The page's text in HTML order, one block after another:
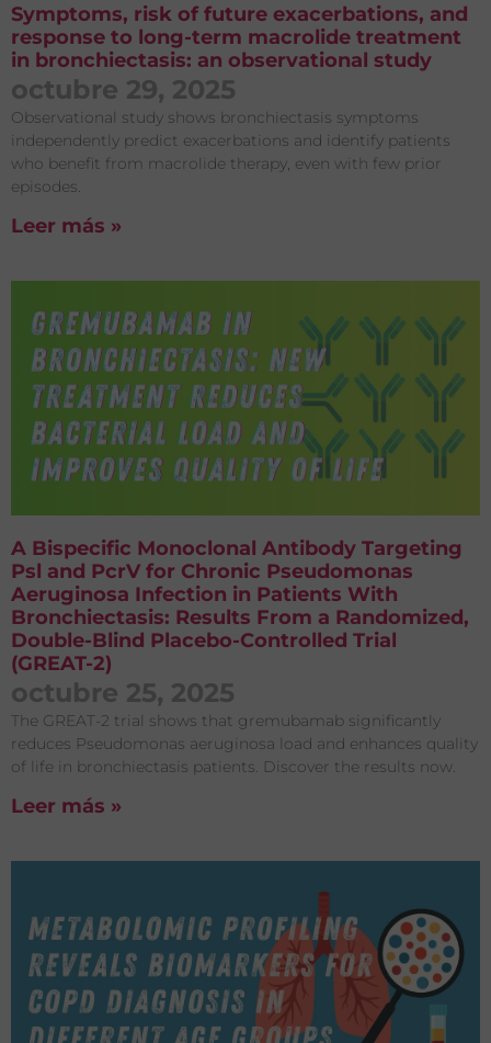
Symptoms, risk of future exacerbations, and
response to long-term macrolide treatment
in bronchiectasis: an observational study
octubre 29, 2025
Observational study shows bronchiectasis symptoms
independently predict exacerbations and identify patients
who benefit from macrolide therapy, even with few prior
episodes.
Leer más »
A Bispecific Monoclonal Antibody Targeting
Psl and PcrV for Chronic Pseudomonas
Aeruginosa Infection in Patients With
Bronchiectasis: Results From a Randomized,
Double-Blind Placebo-Controlled Trial
(GREAT-2)
octubre 25, 2025
The GREAT-2 trial shows that gremubamab significantly
reduces Pseudomonas aeruginosa load and enhances quality
of life in bronchiectasis patients. Discover the results now.
Leer más »